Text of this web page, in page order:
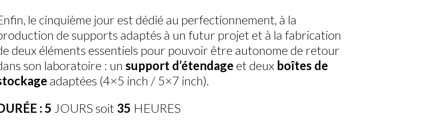
le cinquième jour est dédié au perfectionnement, à la
de supports adaptés à un futur projet et à la fabrication
deux éléments essentiels pour pouvoir être autonome de retour
son laboratoire : un support d’étendage et deux boîtes de
adaptées (4×5 inch / 5×7 inch).
: 5 JOURS soit 35 HEURES